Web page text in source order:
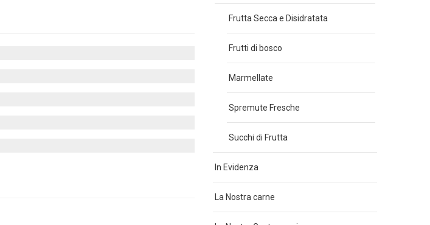
Frutta Secca e Disidratata
Frutti di bosco
Marmellate
Spremute Fresche
Succhi di Frutta
In Evidenza
La Nostra carne